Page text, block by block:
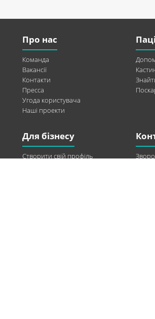
Про нас
Команда
Вакансії
Контакти
Пресса
Угода користувача
Наші проекти
Для бізнесу
Створити свій профіль